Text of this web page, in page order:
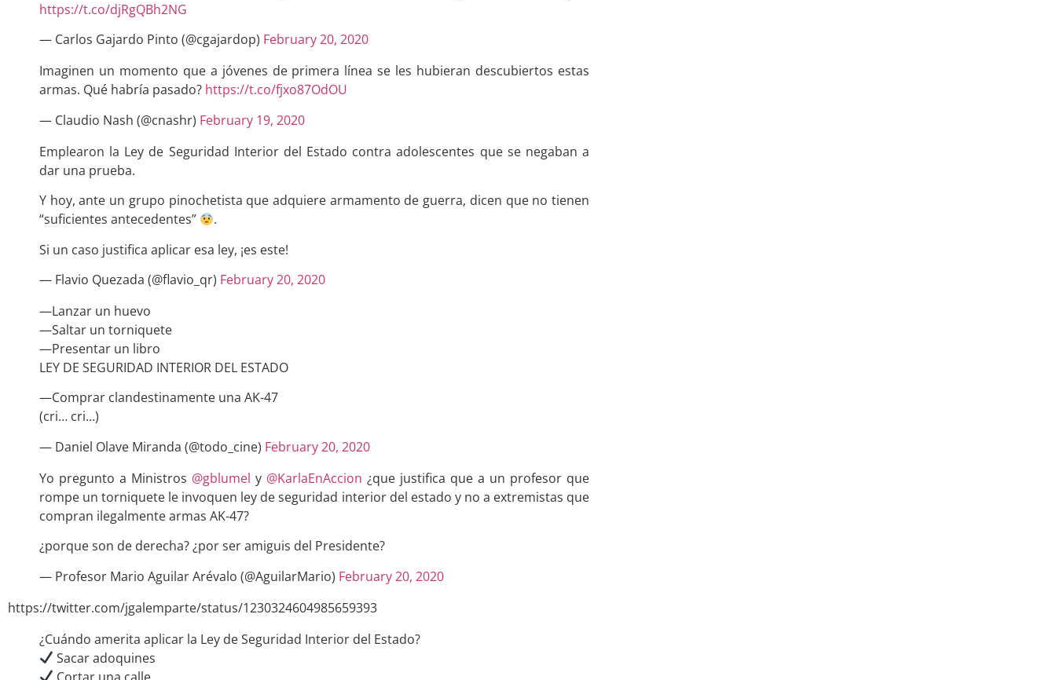
https://t.co/djRgQBh2NG
— Carlos Gajardo Pinto (@cgajardop) February 20, 2020
Imaginen un momento que a jóvenes de primera línea se les hubieran descubiertos estas
armas. Qué habría pasado? https://t.co/fjxo87OdOU
— Claudio Nash (@cnashr) February 19, 2020
Emplearon la Ley de Seguridad Interior del Estado contra adolescentes que se negaban a
dar una prueba.
Y hoy, ante un grupo pinochetista que adquiere armamento de guerra, dicen que no tienen
“suficientes antecedentes”
.
Si un caso justifica aplicar esa ley, ¡es este!
— Flavio Quezada (@flavio_qr) February 20, 2020
—Lanzar un huevo
—Saltar un torniquete
—Presentar un libro
LEY DE SEGURIDAD INTERIOR DEL ESTADO
—Comprar clandestinamente una AK-47
(cri… cri…)
— Daniel Olave Miranda (@todo_cine) February 20, 2020
Yo pregunto a Ministros @gblumel y @KarlaEnAccion ¿que justifica que a un profesor que
rompe un torniquete le invoquen ley de seguridad interior del estado y no a extremistas que
compran ilegalmente armas AK-47?
¿porque son de derecha? ¿por ser amiguis del Presidente?
— Profesor Mario Aguilar Arévalo (@AguilarMario) February 20, 2020
https://twitter.com/jgalemparte/status/1230324604985659393
¿Cuándo amerita aplicar la Ley de Seguridad Interior del Estado?
Sacar adoquines
Cortar una calle